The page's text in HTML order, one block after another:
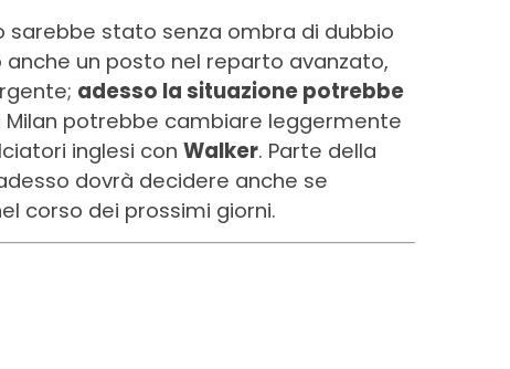
sarebbe stato senza ombra di dubbio
un posto nel reparto avanzato,
adesso la situazione potrebbe
Milan potrebbe cambiare leggermente
inglesi con Walker. Parte della
dovrà decidere anche se
corso dei prossimi giorni.